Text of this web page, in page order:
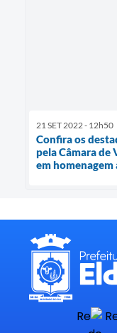
21 SET 2022 - 12h50
Confira os
pela Câmara de
em homenagem